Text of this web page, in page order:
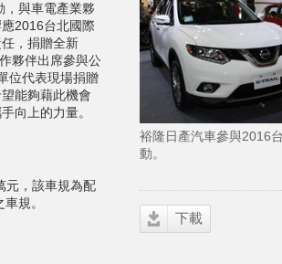
裕隆日產汽車參與2016
動。
下載
，與車電產業夥
2016台北國際
，捐贈全新
夥伴出席參與公
位代表現場捐贈
能夠藉此機會
向上的力量。
元，該車規為配
規。